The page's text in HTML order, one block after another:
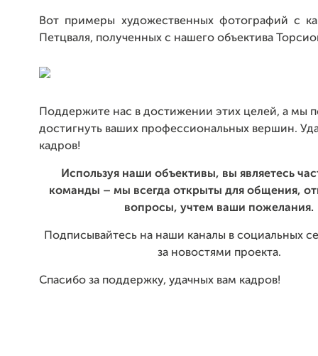
Вот примеры художественных фотографий с
Петцваля, полученных с нашего объектива
Поддержите нас в достижении этих целей, а мы
достигнуть ваших профессиональных вершин.
кадров!
Используя наши объективы, вы являетесь
команды – мы всегда открыты для общения,
вопросы, учтем ваши пожелания.
Подписывайтесь на наши каналы в социальных
за новостями проекта.
Спасибо за поддержку, удачных вам кадров!